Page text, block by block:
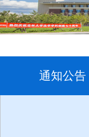
通知公告